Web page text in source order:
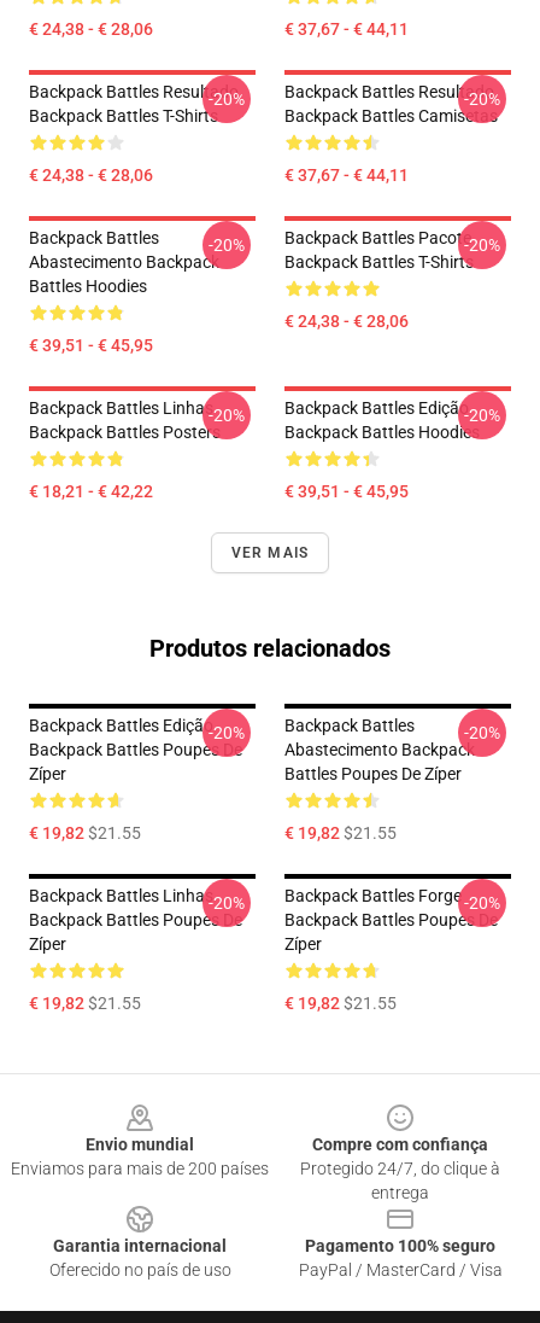
€ 24,38 - € 28,06 € 37,67 - € 44,11
Backpack Battles Resultado
Backpack Battles T-Shirts
€ 24,38 - € 28,06
-20%
Backpack Battles Resultado
Backpack Battles Camisetas
€ 37,67 - € 44,11
-20%
Backpack Battles
Abastecimento Backpack
Battles Hoodies
€ 39,51 - € 45,95
-20%
Backpack Battles Pacote
Backpack Battles T-Shirts
€ 24,38 - € 28,06
-20%
Backpack Battles Linhas
Backpack Battles Posters
€ 18,21 - € 42,22
-20%
Backpack Battles Edição
Backpack Battles Hoodies
€ 39,51 - € 45,95
-20%
VER MAIS
Produtos relacionados
Backpack Battles Edição
Backpack Battles Poupes De
Zíper
€ 19,82$21.55
-20%
Backpack Battles
Abastecimento Backpack
Battles Poupes De Zíper
€ 19,82$21.55
-20%
Backpack Battles Linhas
Backpack Battles Poupes De
Zíper
€ 19,82$21.55
-20%
Backpack Battles Forge
Backpack Battles Poupes De
Zíper
€ 19,82$21.55
-20%
Envio mundial
Enviamos para mais de 200 países
Compre com confiança
Protegido 24/7, do clique à
entrega
Garantia internacional
Oferecido no país de uso
Pagamento 100% seguro
PayPal / MasterCard / Visa